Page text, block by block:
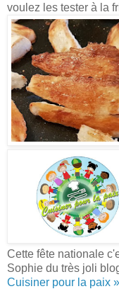
voulez les tester à la
Cette fête nationale
Sophie du très joli
Cuisiner pour la paix »